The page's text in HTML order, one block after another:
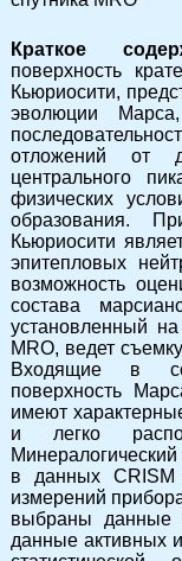
Краткое
поверхность
Кьюриосити,
эволюции
отложений от
центрального
физических
образования.
Кьюриосити
эпитепловых
возможность
состава
установленный
MRO, ведет
Входящие в
поверхность
имеют
и легко
в данных CRISM
измерений
выбраны данные
данные активных